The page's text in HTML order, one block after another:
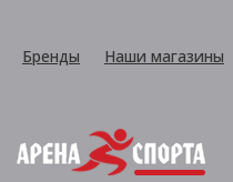
Бренды Наши магазины